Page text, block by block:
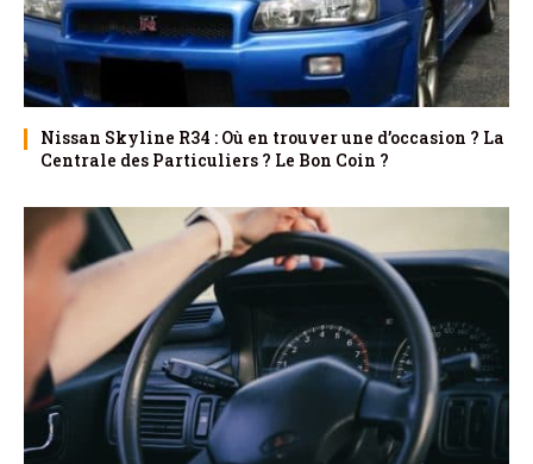
Nissan Skyline R34 : Où en trouver une d’occasion ? La
Centrale des Particuliers ? Le Bon Coin ?